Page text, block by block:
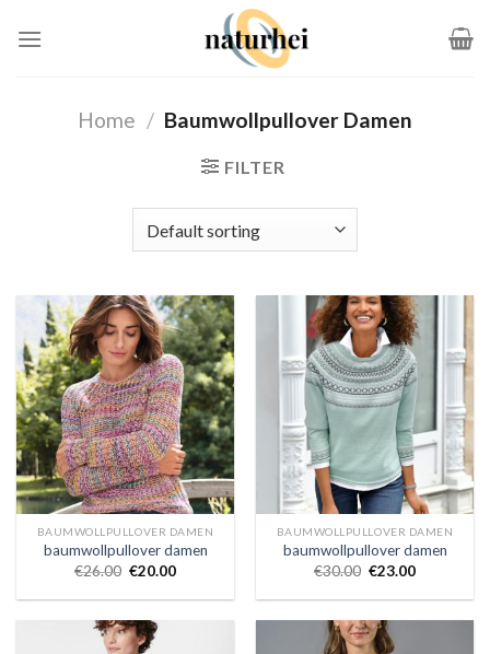
Inhalt
Home / Baumwollpullover Damen
FILTER
BAUMWOLLPULLOVER DAMEN
baumwollpullover damen
€26.00 €20.00
BAUMWOLLPULLOVER DAMEN
baumwollpullover damen
€30.00 €23.00